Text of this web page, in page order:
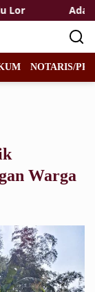
Ada
NOTARIS/
Warga